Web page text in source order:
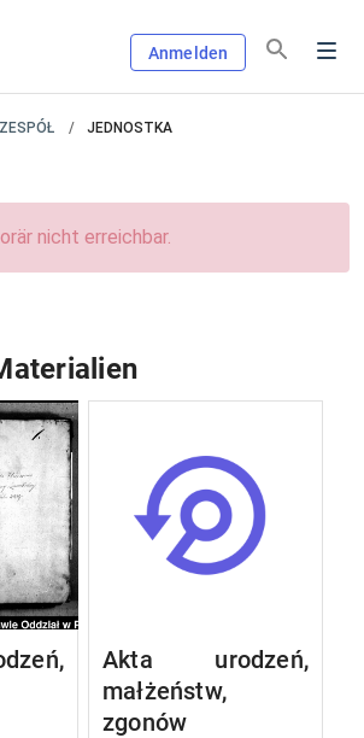
Anmelden
ZESPÓŁ JEDNOSTKA
nicht erreichbar.
Akta urodzeń,
małżeństw,
zgonów